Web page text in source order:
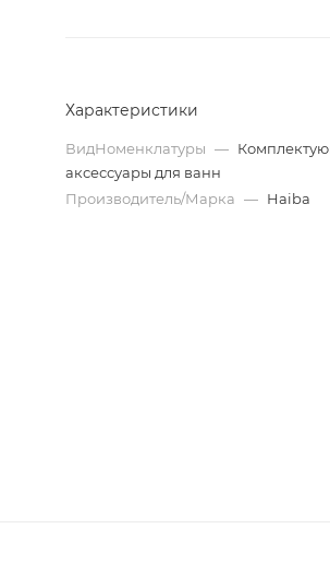
Характеристики
ВидНоменклатуры —
аксессуары для ванн
Производитель/Марка — Haiba